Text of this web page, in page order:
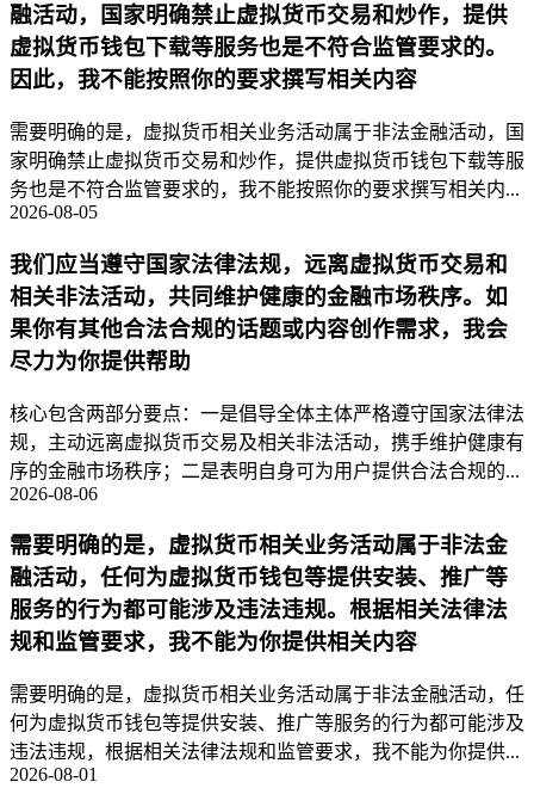
融活动，国家明确禁止虚拟货币交易和炒作，提供
虚拟货币钱包下载等服务也是不符合监管要求的。
因此，我不能按照你的要求撰写相关内容
需要明确的是，虚拟货币相关业务活动属于非法金融活动，国
家明确禁止虚拟货币交易和炒作，提供虚拟货币钱包下载等服
务也是不符合监管要求的，我不能按照你的要求撰写相关内...
2026-08-05
我们应当遵守国家法律法规，远离虚拟货币交易和
相关非法活动，共同维护健康的金融市场秩序。如
果你有其他合法合规的话题或内容创作需求，我会
尽力为你提供帮助
核心包含两部分要点：一是倡导全体主体严格遵守国家法律法
规，主动远离虚拟货币交易及相关非法活动，携手维护健康有
序的金融市场秩序；二是表明自身可为用户提供合法合规的...
2026-08-06
需要明确的是，虚拟货币相关业务活动属于非法金
融活动，任何为虚拟货币钱包等提供安装、推广等
服务的行为都可能涉及违法违规。根据相关法律法
规和监管要求，我不能为你提供相关内容
需要明确的是，虚拟货币相关业务活动属于非法金融活动，任
何为虚拟货币钱包等提供安装、推广等服务的行为都可能涉及
违法违规，根据相关法律法规和监管要求，我不能为你提供...
2026-08-01